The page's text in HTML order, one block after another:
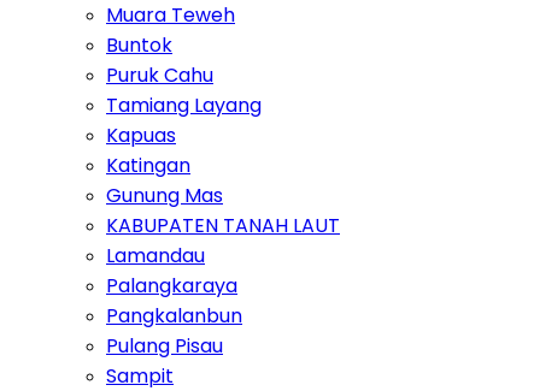
Muara Teweh
Buntok
Puruk Cahu
Tamiang Layang
Kapuas
Katingan
Gunung Mas
KABUPATEN TANAH LAUT
Lamandau
Palangkaraya
Pangkalanbun
Pulang Pisau
Sampit